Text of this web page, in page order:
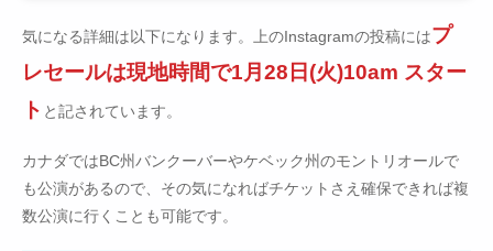
気になる詳細は以下になります。上のInstagramの投稿にはプ
レセールは現地時間で1月28日(火)10am スター
ト と記されています。
カナダではBC州バンクーバーやケベック州のモントリオールで
も公演があるので、その気になればチケットさえ確保できれば複
数公演に行くことも可能です。